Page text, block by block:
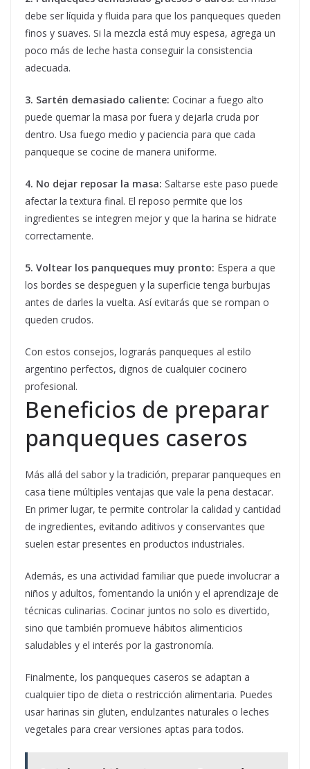
debe ser líquida y fluida para que los panqueques queden
finos y suaves. Si la mezcla está muy espesa, agrega un
poco más de leche hasta conseguir la consistencia
adecuada.
3. Sartén demasiado caliente: Cocinar a fuego alto
puede quemar la masa por fuera y dejarla cruda por
dentro. Usa fuego medio y paciencia para que cada
panqueque se cocine de manera uniforme.
4. No dejar reposar la masa: Saltarse este paso puede
afectar la textura final. El reposo permite que los
ingredientes se integren mejor y que la harina se hidrate
correctamente.
5. Voltear los panqueques muy pronto: Espera a que
los bordes se despeguen y la superficie tenga burbujas
antes de darles la vuelta. Así evitarás que se rompan o
queden crudos.
Con estos consejos, lograrás panqueques al estilo
argentino perfectos, dignos de cualquier cocinero
profesional.
Beneficios de preparar
panqueques caseros
Más allá del sabor y la tradición, preparar panqueques en
casa tiene múltiples ventajas que vale la pena destacar.
En primer lugar, te permite controlar la calidad y cantidad
de ingredientes, evitando aditivos y conservantes que
suelen estar presentes en productos industriales.
Además, es una actividad familiar que puede involucrar a
niños y adultos, fomentando la unión y el aprendizaje de
técnicas culinarias. Cocinar juntos no solo es divertido,
sino que también promueve hábitos alimenticios
saludables y el interés por la gastronomía.
Finalmente, los panqueques caseros se adaptan a
cualquier tipo de dieta o restricción alimentaria. Puedes
usar harinas sin gluten, endulzantes naturales o leches
vegetales para crear versiones aptas para todos.